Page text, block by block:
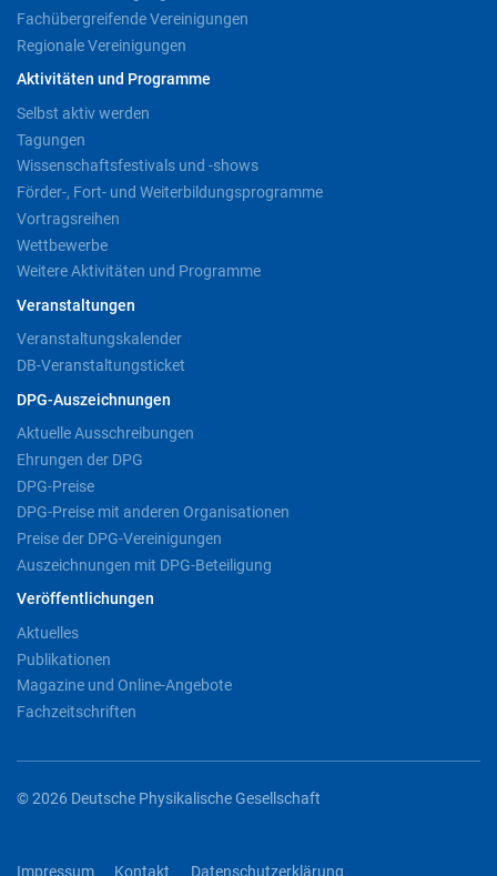
Fachübergreifende Vereinigungen
Regionale Vereinigungen
Aktivitäten und Programme
Selbst aktiv werden
Tagungen
Wissenschaftsfestivals und -shows
Förder-, Fort- und Weiterbildungsprogramme
Vortragsreihen
Wettbewerbe
Weitere Aktivitäten und Programme
Veranstaltungen
Veranstaltungskalender
DB-Veranstaltungsticket
DPG-Auszeichnungen
Aktuelle Ausschreibungen
Ehrungen der DPG
DPG-Preise
DPG-Preise mit anderen Organisationen
Preise der DPG-Vereinigungen
Auszeichnungen mit DPG-Beteiligung
Veröffentlichungen
Aktuelles
Publikationen
Magazine und Online-Angebote
Fachzeitschriften
© 2026 Deutsche Physikalische Gesellschaft